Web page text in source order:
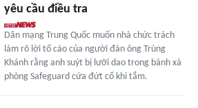
yêu cầu điều tra
Dân mạng Trung Quốc muốn nhà chức trách
làm rõ lời tố cáo của người đàn ông Trùng
Khánh rằng anh suýt bị lưỡi dao trong bánh xà
phòng Safeguard cứa đứt cổ khi tắm.